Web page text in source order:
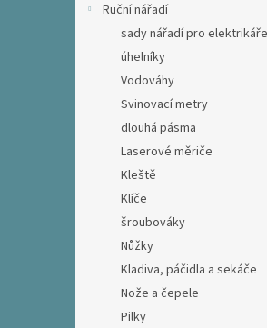
Ruční nářadí
sady nářadí pro elektrikáře
úhelníky
Vodováhy
Svinovací metry
dlouhá pásma
Laserové měriče
Kleště
Klíče
šroubováky
Nůžky
Kladiva, páčidla a sekáče
Nože a čepele
Pilky